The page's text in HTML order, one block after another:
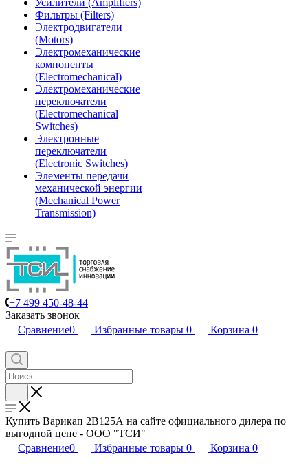
Усилители (Amplifiers)
Фильтры (Filters)
Электродвигатели
(Motors)
Электромеханические
компоненты
(Electromechanical)
Электромеханические
переключатели
(Electromechanical
Switches)
Электронные
переключатели
(Electronic Switches)
Элементы передачи
механической энергии
(Mechanical Power
Transmission)
+7 499 450-48-44
Заказать звонок
Сравнение0 Избранные товары 0 Корзина 0
Купить Варикап 2В125А на сайте официального дилера по
выгодной цене - ООО "ТСИ"
Сравнение0 Избранные товары 0 Корзина 0